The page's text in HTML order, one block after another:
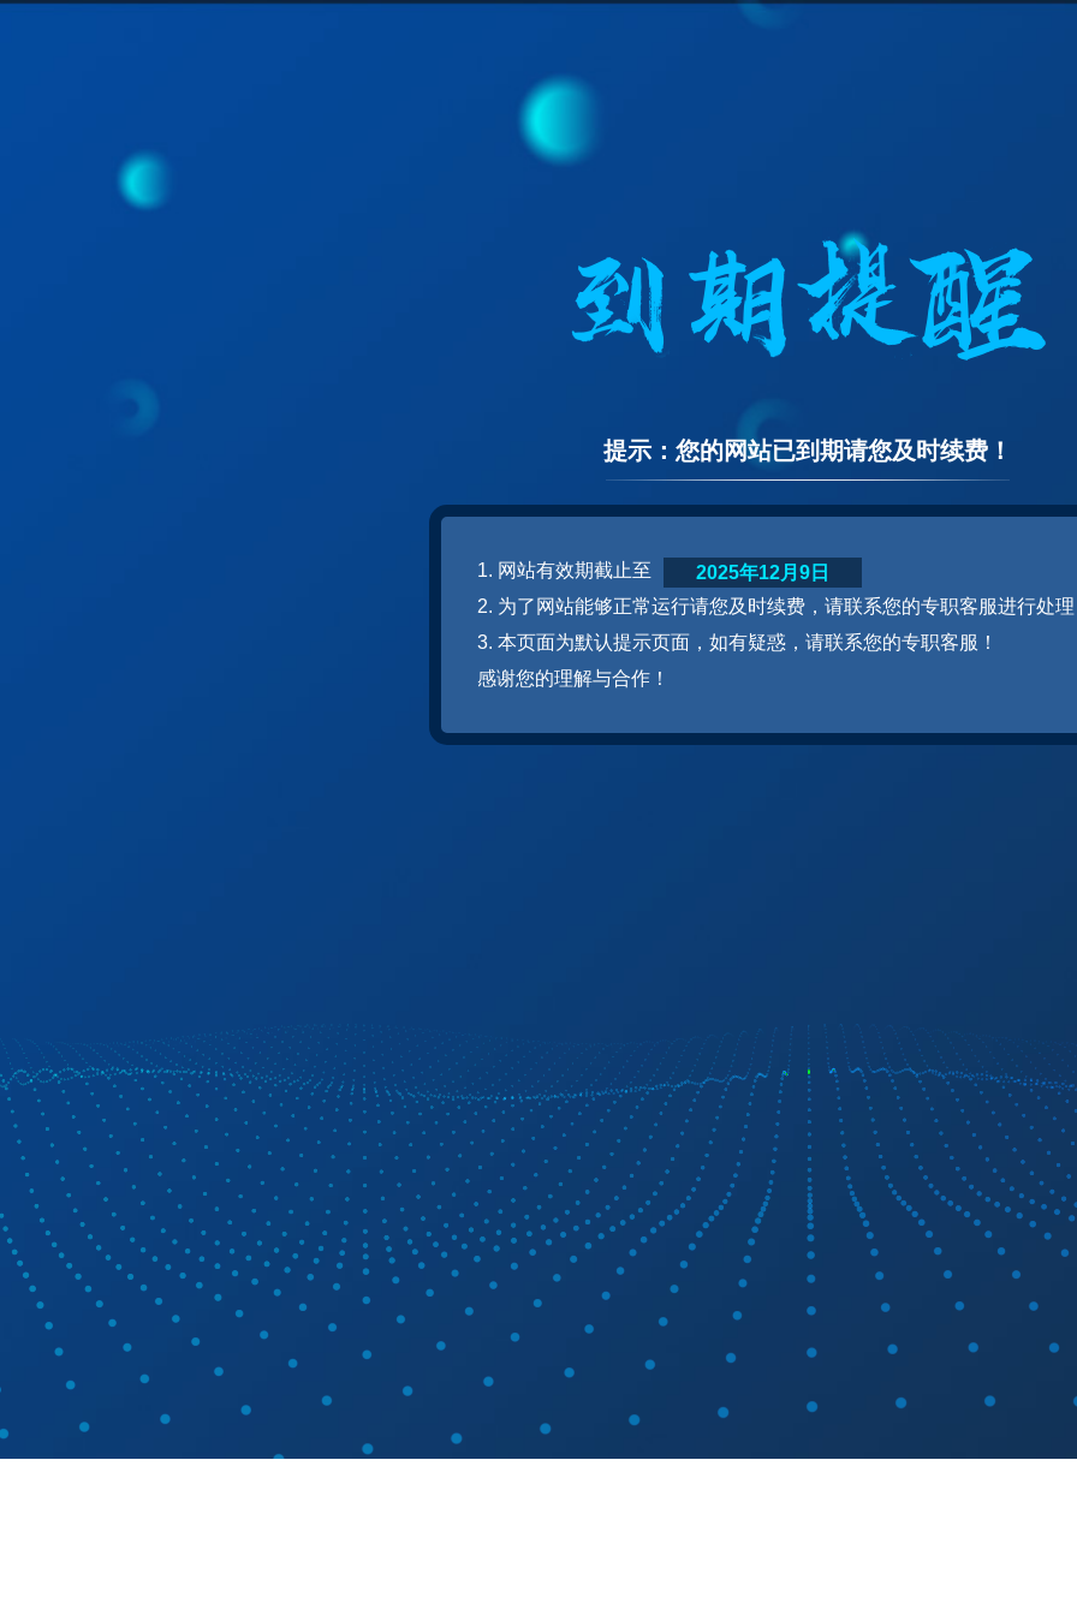
提示：您的网站已到期请您及时续费！
1. 网站有效期截止至
2. 为了网站能够正常运行请您及时续费，请联系您的专职客服进行处
3. 本页面为默认提示页面，如有疑惑，请联系您的专职客服！
感谢您的理解与合作！
2025年12月9日